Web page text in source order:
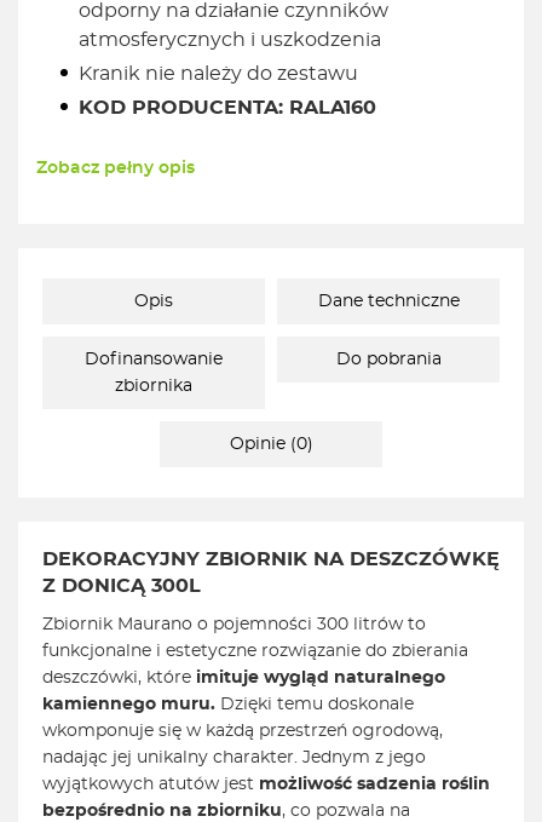
odporny na działanie czynników
atmosferycznych i uszkodzenia
Kranik nie należy do zestawu
KOD PRODUCENTA: RALA160
Zobacz pełny opis
Opis Dane techniczne
Dofinansowanie
zbiornika
Do pobrania
Opinie (0)
DEKORACYJNY ZBIORNIK NA DESZCZÓWKĘ
Z DONICĄ 300L
Zbiornik Maurano o pojemności 300 litrów to
funkcjonalne i estetyczne rozwiązanie do zbierania
deszczówki, które imituje wygląd naturalnego
kamiennego muru. Dzięki temu doskonale
wkomponuje się w każdą przestrzeń ogrodową,
nadając jej unikalny charakter. Jednym z jego
wyjątkowych atutów jest możliwość sadzenia roślin
bezpośrednio na zbiorniku, co pozwala na